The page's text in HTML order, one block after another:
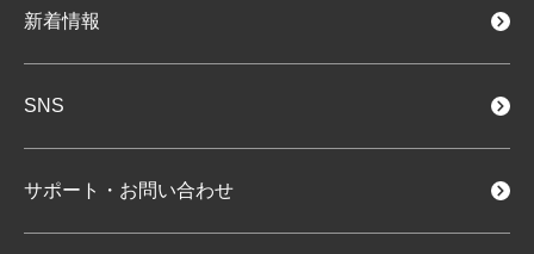
新着情報
SNS
サポート・お問い合わせ